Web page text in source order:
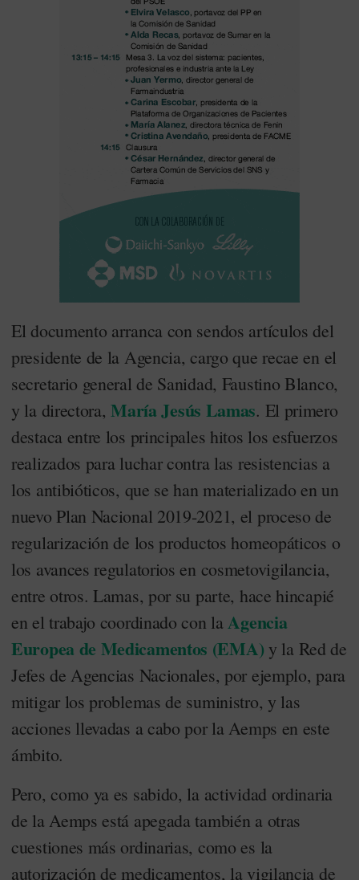
El documento arranca con sendos artículos del
presidente de la Agencia, cargo que recae en el
secretario general de Sanidad, Faustino Blanco,
y la directora,María Jesús Lamas. El primero
destaca entre los principales hitos los esfuerzos
realizados para luchar contra las resistencias a
los antibióticos, que se han materializado en un
nuevo Plan Nacional 2019-2021, el proceso de
regularización de los productos homeopáticos o
los avances regulatorios en cosmetovigilancia,
entre otros. Lamas, por su parte, hace hincapié
en el trabajo coordinado con la Agencia
Europea de Medicamentos (EMA) y la Red de
Jefes de Agencias Nacionales, por ejemplo, para
mitigar los problemas de suministro, y las
acciones llevadas a cabo por la Aemps en este
ámbito.
Pero, como ya es sabido, la actividad ordinaria
de la Aemps está apegada también a otras
cuestiones más ordinarias, como es la
autorización de medicamentos, la vigilancia de